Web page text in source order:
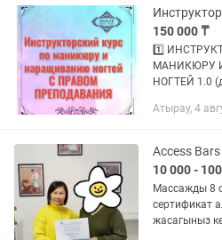
150 000 ₸
1️⃣
МАНИКЮРУ
НОГТЕЙ 1.0
НОГТЕЙ 2.0
Атырау, 4
10 000 -
Массажды 8
сертификат
жасагыныз